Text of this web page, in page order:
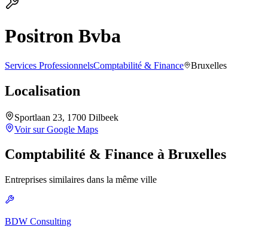
Positron Bvba
Services ProfessionnelsComptabilité & Finance Bruxelles
Localisation
Sportlaan 23, 1700 Dilbeek
Voir sur Google Maps
Comptabilité & Finance à Bruxelles
Entreprises similaires dans la même ville
BDW Consulting